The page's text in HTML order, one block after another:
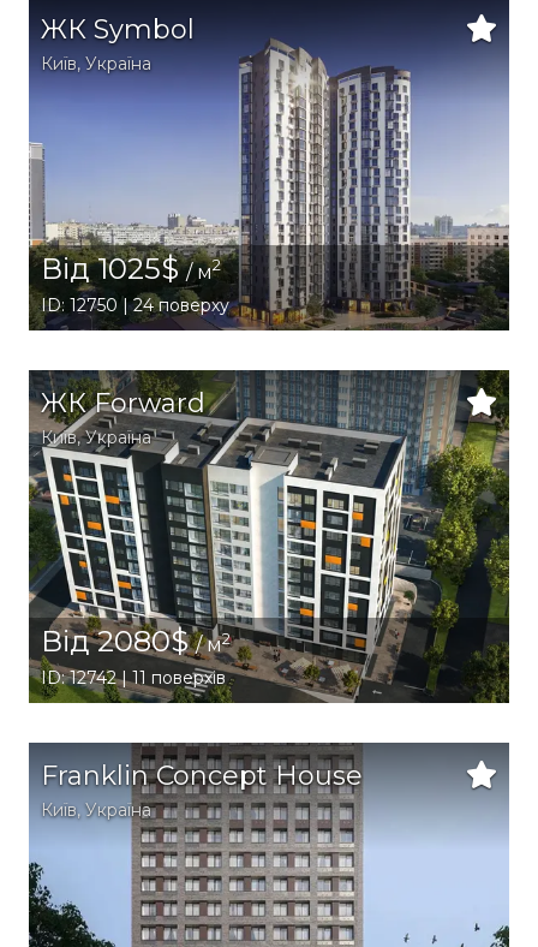
ЖК Symbol
Київ,Україна
Від 1025$/ м2
ID: 12750 | 24 поверху
ЖК Forward
Київ,Україна
Від 2080$/ м2
ID: 12742 | 11 поверхів
Franklin Concept House
Київ,Україна